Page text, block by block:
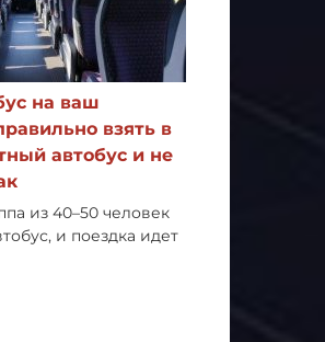
на ваш
взять в
автобус и не
из 40–50 человек
и поездка идет